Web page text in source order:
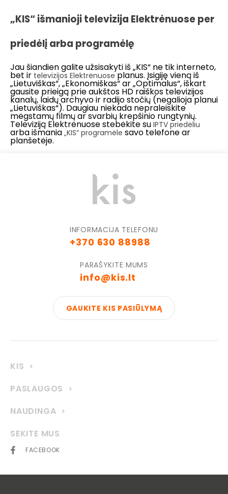
„KIS“ išmanioji televizija Elektrėnuose per
priedėlį arba programėlę
Jau šiandien galite užsisakyti iš „KIS“ ne tik interneto,
bet ir televizijos Elektrėnuoseplanus. Įsigiję vieną iš
„Lietuviškas“, „Ekonomiškas“ ar „Optimalus“, iškart
gausite prieigą prie aukštos HD raiškos televizijos
kanalų, laidų archyvo ir radijo stočių (negalioja planui
„Lietuviškas“). Daugiau niekada nepraleiskite
mėgstamų filmų ar svarbių krepšinio rungtynių.
Televiziją Elektrėnuose stebėkite su IPTV priedėliu
arba išmania „KIS“ programėle savo telefone ar
planšetėje.
INFORMACIJA TELEFONU
+370 630 88988
PARAŠYKITE MUMS
info@kis.lt
GAUKITE KIS PASIŪLYMĄ
KIS
PASLAUGOS
NAUDINGA
SEKITE MUS
FACEBOOK